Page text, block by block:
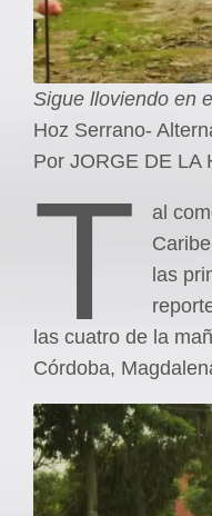
Sigue lloviendo en
Hoz Serrano-
Por JORGE DE LA
T
al
las
las cuatro de la
Córdoba,